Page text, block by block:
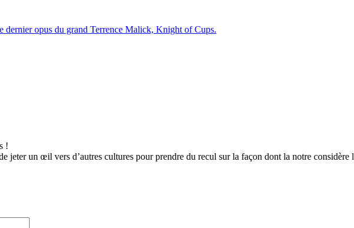
dernier opus du grand Terrence Malick, Knight of Cups.
!
jeter un œil vers d’autres cultures pour prendre du recul sur la façon dont la notre